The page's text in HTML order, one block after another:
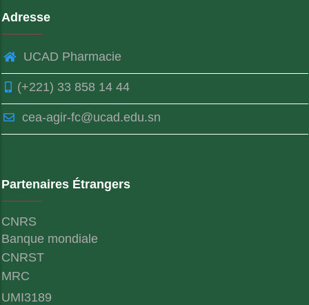
Adresse
UCAD Pharmacie
(+221) 33 858 14 44
cea-agir-fc@ucad.edu.sn
Partenaires Étrangers
CNRS
Banque mondiale
CNRST
MRC
UMI3189